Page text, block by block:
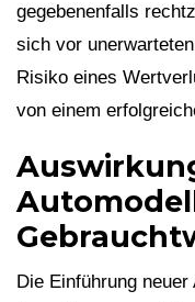
gegebenenfalls
sich vor
Risiko eines
von einem
Die Einführung